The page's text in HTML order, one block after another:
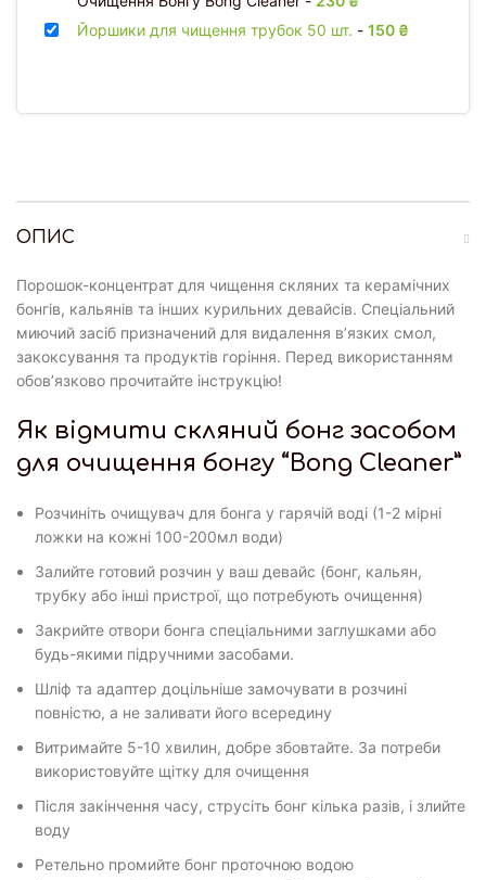
ОПИС
Порошок-концентрат для чищення скляних та керамічних
бонгів, кальянів та інших курильних девайсів. Спеціальний
миючий засіб призначений для видалення в’язких смол,
закоксування та продуктів горіння. Перед використанням
обов’язково прочитайте інструкцію!
Як відмити скляний бонг засобом
для очищення бонгу “Bong Cleaner”
Розчиніть очищувач для бонга у гарячій воді (1-2 мірні
ложки на кожні 100-200мл води)
Залийте готовий розчин у ваш девайс (бонг, кальян,
трубку або інші пристрої, що потребують очищення)
Закрийте отвори бонга спеціальними заглушками або
будь-якими підручними засобами.
Шліф та адаптер доцільніше замочувати в розчині
повністю, а не заливати його всередину
Витримайте 5-10 хвилин, добре збовтайте. За потреби
використовуйте щітку для очищення
Після закінчення часу, струсіть бонг кілька разів, і злийте
воду
Ретельно промийте бонг проточною водою
Йоршики для чищення трубок 50 шт. - 150 ₴